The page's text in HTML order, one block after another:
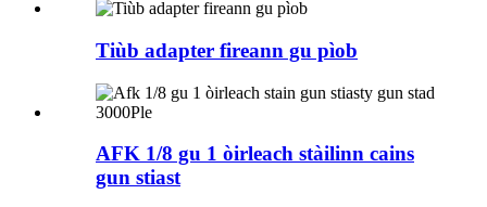
Tiùb adapter fireann gu pìob
AFK 1/8 gu 1 òirleach stàilinn cains
gun stiast